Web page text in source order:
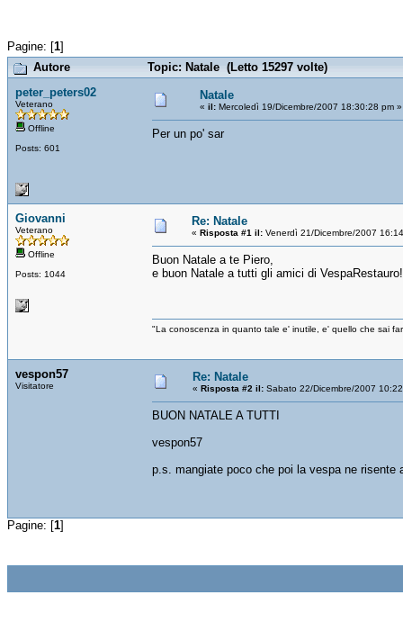
Pagine: [1]
Autore
Topic: Natale (Letto 15297 volte)
peter_peters02
Veterano
Offline
Posts: 601
Natale
« il: Mercoledì 19/Dicembre/2007 18:30:28 pm »
Per un po' sar
Giovanni
Veterano
Offline
Posts: 1044
Re: Natale
« Risposta #1 il: Venerdì 21/Dicembre/2007
Buon Natale a te Piero,
e buon Natale a tutti gli amici di
"La conoscenza in quanto tale e' inutile, e' quello che sai
vespon57
Visitatore
Re: Natale
« Risposta #2 il: Sabato 22/Dicembre/2007
BUON NATALE A TUTTI
vespon57
p.s. mangiate poco che poi la vespa ne risente
Pagine: [1]